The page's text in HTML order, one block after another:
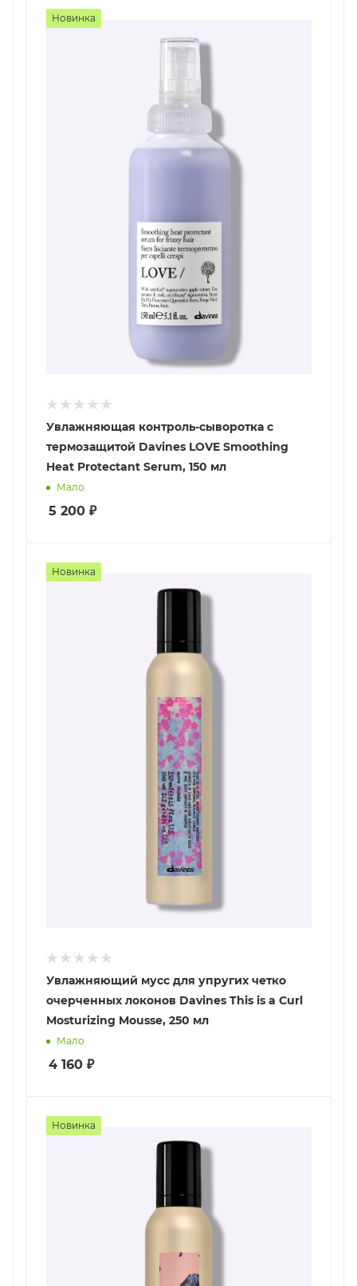
Новинка
Увлажняющая контроль-сыворотка с
термозащитой Davines LOVE Smoothing
Heat Protectant Serum, 150 мл
Мало
5 200 ₽
Новинка
Увлажняющий мусс для упругих четко
очерченных локонов Davines This is a Curl
Mosturizing Mousse, 250 мл
Мало
4 160 ₽
Новинка